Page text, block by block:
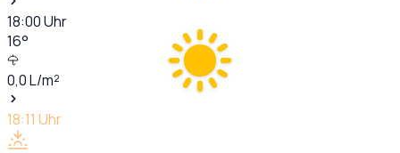
18:00Uhr
16°
0,0L/m²
18:11 Uhr